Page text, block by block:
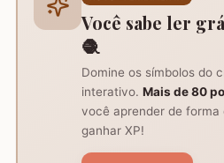
bons trabalhos! Criação:
Você sabe ler
🧶
Domine os símbolos do
interativo. Mais de 80
você aprender de
ganhar XP!